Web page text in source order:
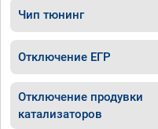
Чип тюнинг
Отключение ЕГР
Отключение продувки
катализаторов